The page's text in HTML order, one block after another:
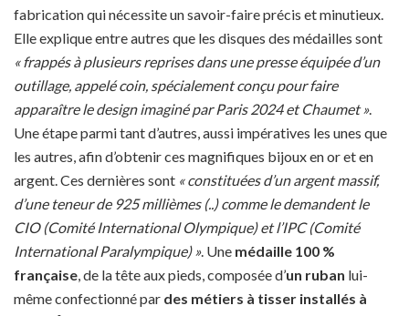
fabrication qui nécessite un savoir-faire précis et minutieux.
Elle explique entre autres que les disques des médailles sont
« frappés à plusieurs reprises dans une presse équipée d’un
outillage, appelé coin, spécialement conçu pour faire
apparaître le design imaginé par Paris 2024 et Chaumet ».
Une étape parmi tant d’autres, aussi impératives les unes que
les autres, afin d’obtenir ces magnifiques bijoux en or et en
argent. Ces dernières sont « constituées d’un argent massif,
d’une teneur de 925 millièmes (..) comme le demandent le
CIO (Comité International Olympique) et l’IPC (Comité
International Paralympique) ». Une médaille 100 %
française , de la tête aux pieds, composée d’un ruban lui-
même confectionné par des métiers à tisser installés à